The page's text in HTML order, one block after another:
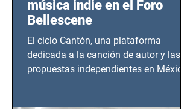
música indie en el Foro
Bellescene
El ciclo Cantón, una plataforma
dedicada a la canción de autor y las
propuestas independientes en México,